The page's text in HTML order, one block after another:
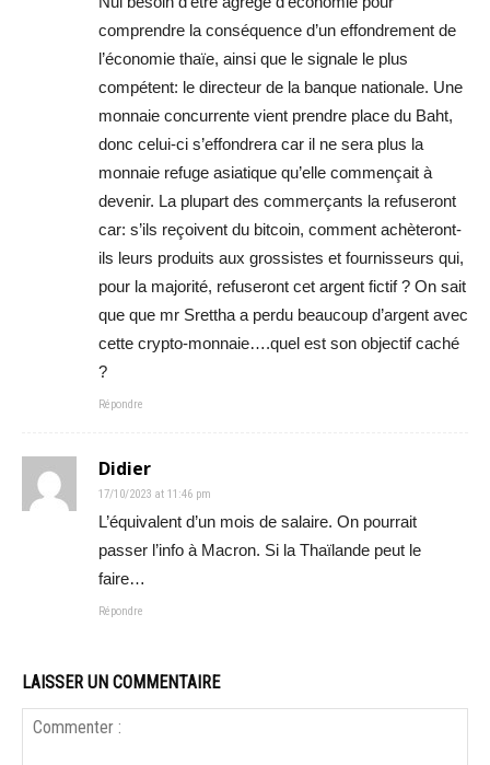
comprendre la conséquence d’un effondrement de
l’économie thaïe, ainsi que le signale le plus
compétent: le directeur de la banque nationale. Une
monnaie concurrente vient prendre place du Baht,
donc celui-ci s’effondrera car il ne sera plus la
monnaie refuge asiatique qu’elle commençait à
devenir. La plupart des commerçants la refuseront
car: s’ils reçoivent du bitcoin, comment achèteront-
ils leurs produits aux grossistes et fournisseurs qui,
pour la majorité, refuseront cet argent fictif ? On sait
que que mr Srettha a perdu beaucoup d’argent avec
cette crypto-monnaie….quel est son objectif caché
?
Répondre
Didier
17/10/2023 at 11:46 pm
L’équivalent d’un mois de salaire. On pourrait
passer l’info à Macron. Si la Thaïlande peut le
faire…
Répondre
LAISSER UN COMMENTAIRE